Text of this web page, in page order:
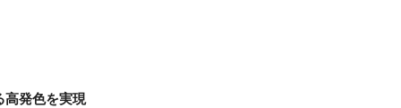
高発色を実現